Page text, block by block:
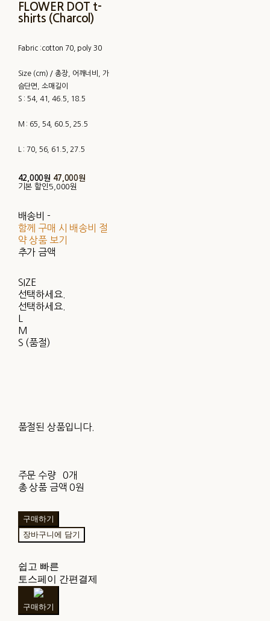
FLOWER DOT t-
shirts (Charcol)
Fabric :cotton 70, poly 30
Size (cm) / 총장, 어깨너비, 가
슴단면, 소매길이
S : 54, 41, 46.5, 18.5
M : 65, 54, 60.5, 25.5
L : 70, 56, 61.5, 27.5
42,000원 47,000원
기본 할인 5,000원
배송비 -
함께 구매 시 배송비 절
약 상품 보기
추가 금액
SIZE
선택하세요.
선택하세요.
M
S (품절)
품절된 상품입니다.
주문 수량
0개
총 상품 금액 0원
구매하기
장바구니에 담기
쉽고 빠른
토스페이 간편결제
구매하기